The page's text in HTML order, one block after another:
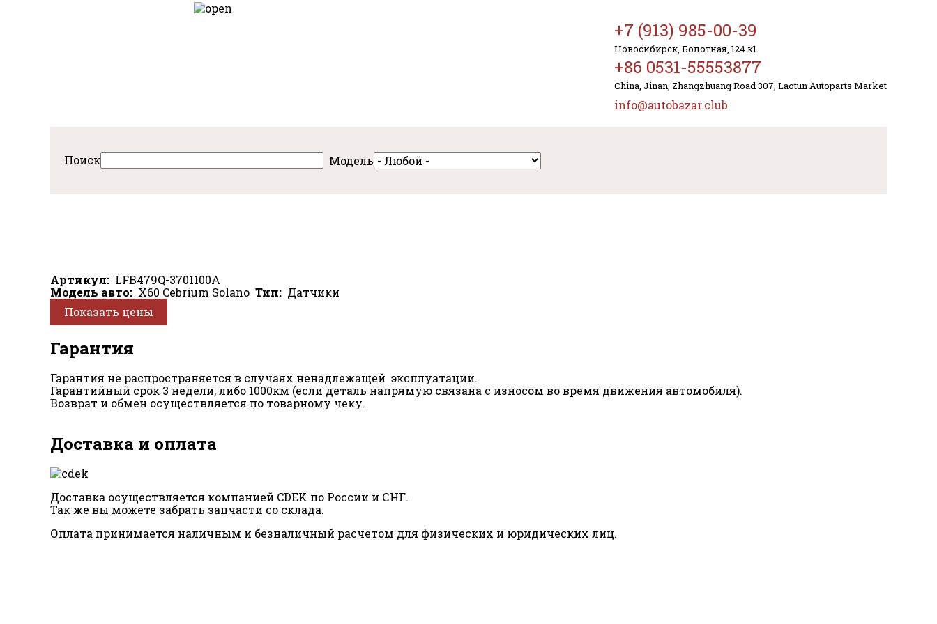
+7 (913) 985-00-39
Новосибирск, Болотная, 124 к1.
+86 0531-55553877
China, Jinan, Zhangzhuang Road 307, Laotun Autoparts Market
info@autobazar.club
Поиск Модель
Артикул
LFB479Q-3701100A
Модель авто
X60 Cebrium Solano Тип
Датчики
Показать цены
Гарантия
Гарантия не распространяется в случаях ненадлежащей эксплуатации.
Гарантийный срок 3 недели, либо 1000км (если деталь напрямую связана с износом во время движения автомобиля).
Возврат и обмен осуществляется по товарному чеку.
Доставка и оплата
Доставка осуществляется компанией CDEK по России и СНГ.
Так же вы можете забрать запчасти со склада.
Оплата принимается наличным и безналичный расчетом для физических и юридических лиц.